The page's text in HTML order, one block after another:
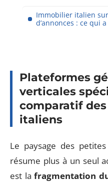
Immobilier italien
d’annonces : ce qui
Plateformes
verticales
comparatif des
italiens
Le paysage des
résume plus à un seul
est la fragmentation